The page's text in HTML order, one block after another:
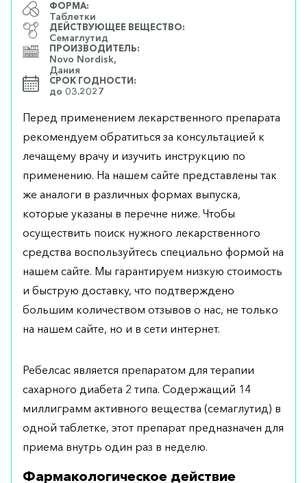
ФОРМА:
Таблетки
ДЕЙСТВУЮЩЕЕ ВЕЩЕСТВО:
Семаглутид
ПРОИЗВОДИТЕЛЬ:
Novo Nordisk,
Дания
СРОК ГОДНОСТИ:
до 03.2027
Перед применением лекарственного препарата
рекомендуем обратиться за консультацией к
лечащему врачу и изучить инструкцию по
применению. На нашем сайте представлены так
же аналоги в различных формах выпуска,
которые указаны в перечне ниже. Чтобы
осуществить поиск нужного лекарственного
средства воспользуйтесь специально формой на
нашем сайте. Мы гарантируем низкую стоимость
и быструю доставку, что подтверждено
большим количеством отзывов о нас, не только
на нашем сайте, но и в сети интернет.
Ребелсас является препаратом для терапии
сахарного диабета 2 типа. Содержащий 14
миллиграмм активного вещества (семаглутид) в
одной таблетке, этот препарат предназначен для
приема внутрь один раз в неделю.
Фармакологическое действие